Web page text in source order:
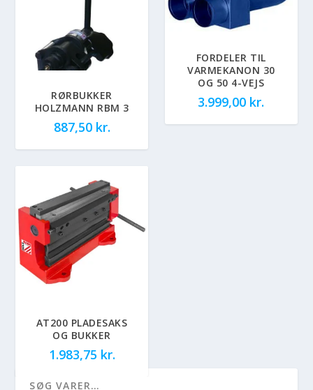
RØRBUKKER
HOLZMANN RBM 3
887,50 kr.
FORDELER TIL
VARMEKANON 30
OG 50 4-VEJS
3.999,00 kr.
AT200 PLADESAKS
OG BUKKER
1.983,75 kr.